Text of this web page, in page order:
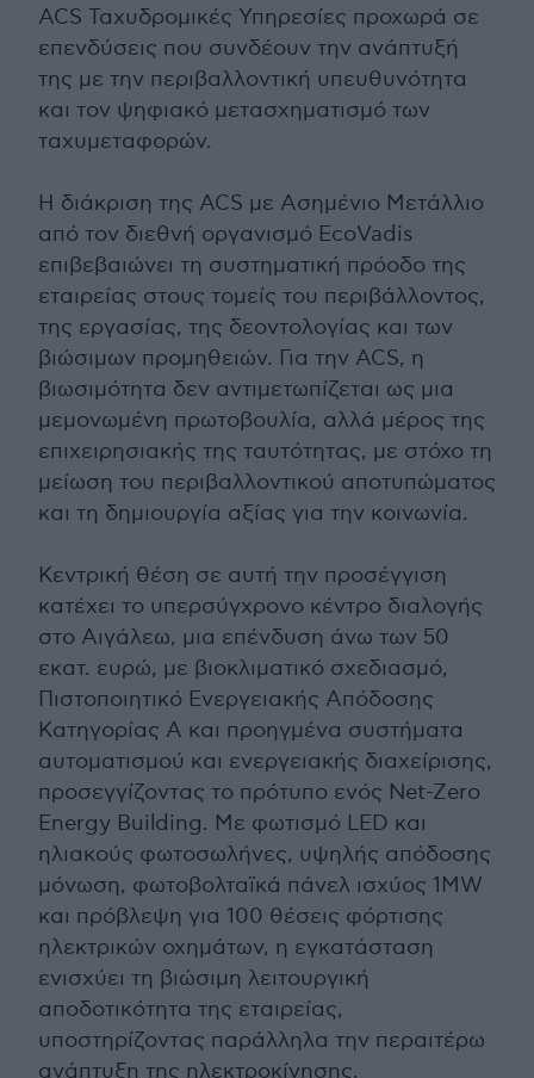
ACS Ταχυδρομικές Υπηρεσίες προχωρά σε
επενδύσεις που συνδέουν την ανάπτυξή
της με την περιβαλλοντική υπευθυνότητα
και τον ψηφιακό μετασχηματισμό των
ταχυμεταφορών.
Η διάκριση της ACS με Ασημένιο Μετάλλιο
από τον διεθνή οργανισμό EcoVadis
επιβεβαιώνει τη συστηματική πρόοδο της
εταιρείας στους τομείς του περιβάλλοντος,
της εργασίας, της δεοντολογίας και των
βιώσιμων προμηθειών. Για την ACS, η
βιωσιμότητα δεν αντιμετωπίζεται ως μια
μεμονωμένη πρωτοβουλία, αλλά μέρος της
επιχειρησιακής της ταυτότητας, με στόχο τη
μείωση του περιβαλλοντικού αποτυπώματος
και τη δημιουργία αξίας για την κοινωνία.
Κεντρική θέση σε αυτή την προσέγγιση
κατέχει το υπερσύγχρονο κέντρο διαλογής
στο Αιγάλεω, μια επένδυση άνω των 50
εκατ. ευρώ, με βιοκλιματικό σχεδιασμό,
Πιστοποιητικό Ενεργειακής Απόδοσης
Κατηγορίας Α και προηγμένα συστήματα
αυτοματισμού και ενεργειακής διαχείρισης,
προσεγγίζοντας το πρότυπο ενός Net-Zero
Energy Building. Με φωτισμό LED και
ηλιακούς φωτοσωλήνες, υψηλής απόδοσης
μόνωση, φωτοβολταϊκά πάνελ ισχύος 1MW
και πρόβλεψη για 100 θέσεις φόρτισης
ηλεκτρικών οχημάτων, η εγκατάσταση
ενισχύει τη βιώσιμη λειτουργική
αποδοτικότητα της εταιρείας,
υποστηρίζοντας παράλληλα την περαιτέρω
ανάπτυξη της ηλεκτροκίνησης.